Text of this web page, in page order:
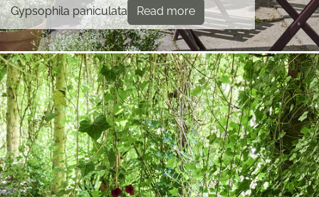
Gypsophila paniculata Read more